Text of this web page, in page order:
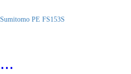
Sumitomo PE FS153S
...